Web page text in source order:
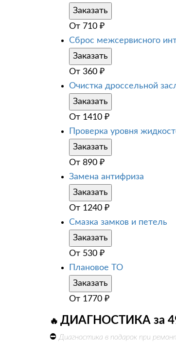
Заказать
От 710 ₽
Сброс межсервисного
Заказать
От 360 ₽
Очистка дроссельной
Заказать
От 1410 ₽
Проверка уровня
Заказать
От 890 ₽
Замена антифриза
Заказать
От 1240 ₽
Смазка замков и петель
Заказать
От 530 ₽
Плановое ТО
Заказать
От 1770 ₽
🔥 ДИАГНОСТИКА за
⛔ Диагностика в подарок при